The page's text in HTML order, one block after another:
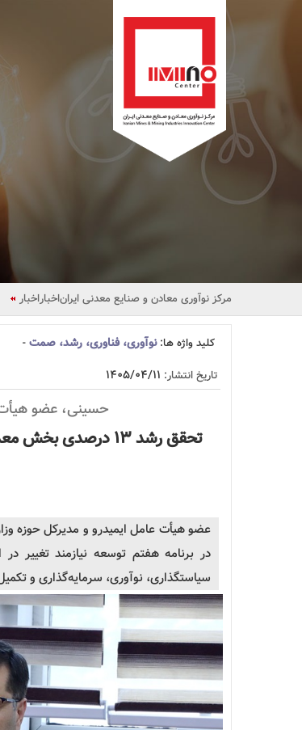
مرکز نوآوری معادن و صنایع معدنی ایراناخباراخبار
کلید واژه ها:نوآوری، فناوری، رشد، صمت-
تاریخ انتشار: ۱۴۰۵/۰۴/۱۱
حسینی، عضو هیأت
تحققرشد ۱۳ درصدی بخش
عضو هیأت عامل ایمیدرو و مدیرکل حوزه
در برنامه هفتم توسعه نیازمند تغییر
سیاستگذاری، نوآوری، سرمایه‌گذاری و